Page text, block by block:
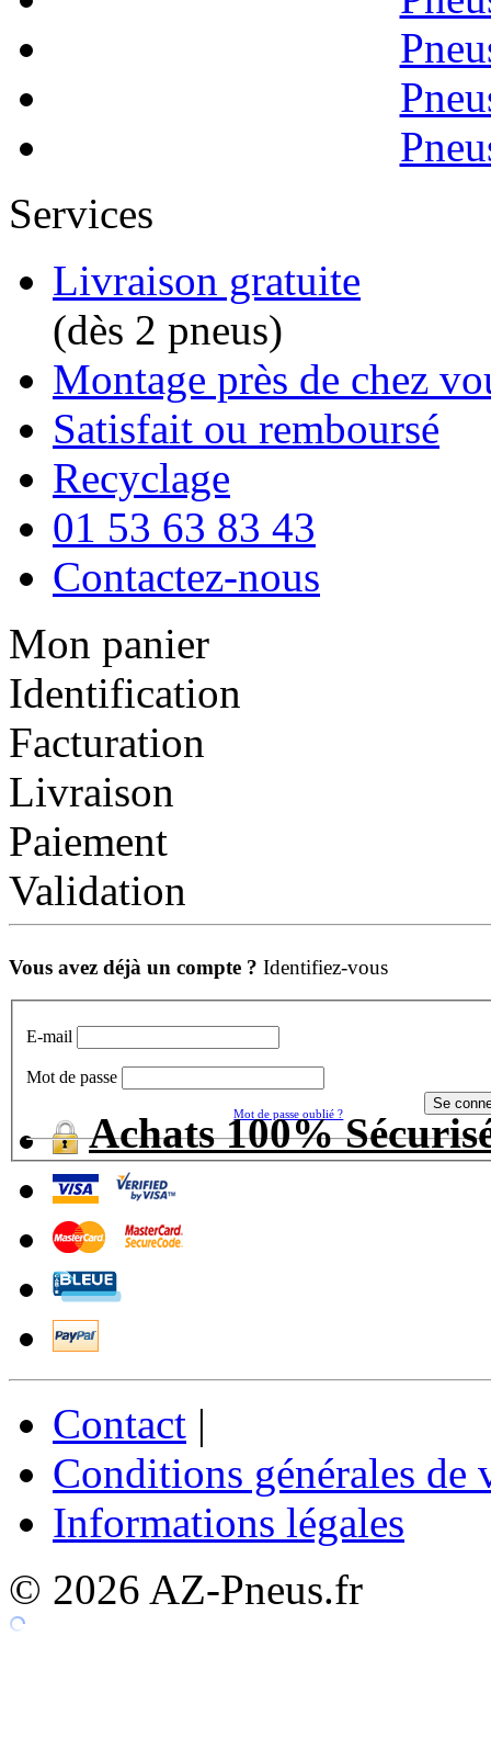
Services
Livraison gratuite
(dès 2 pneus)
Montage près de chez
Satisfait ou remboursé
Recyclage
01 53 63 83 43
Contactez-nous
Mon panier
Identification
Facturation
Livraison
Paiement
Validation
Vous avez déjà un compte ? Identifiez-vous
E-mail
Mot de passe
Mot de passe oublié ?
Achats 100%
Contact |
Conditions générales de
Informations légales
© 2026 AZ-Pneus.fr